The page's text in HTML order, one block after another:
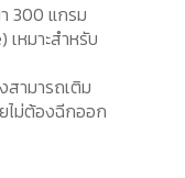
300 แกรม
หมาะสำหรับ
ามารถเติม
ไม่ต้องฉีกออก